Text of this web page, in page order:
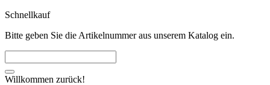
Schnellkauf
Bitte geben Sie die Artikelnummer aus unserem Katalog ein.
Willkommen zurück!